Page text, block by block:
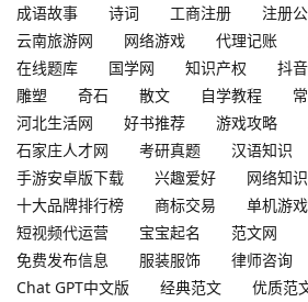
成语故事
诗词 工商注册 注册
云南旅游网
网络游戏 代理记账
在线题库
国学网 知识产权 抖
雕塑
奇石 散文 自学教程
河北生活网
好书推荐 游戏攻略
石家庄人才网
考研真题 汉语知识
手游安卓版下载
兴趣爱好
网络知识
十大品牌排行榜
商标交易
单机游
短视频代运营
宝宝起名 范文网
免费发布信息
服装服饰 律师咨询
Chat GPT中文版
经典范文 优质范